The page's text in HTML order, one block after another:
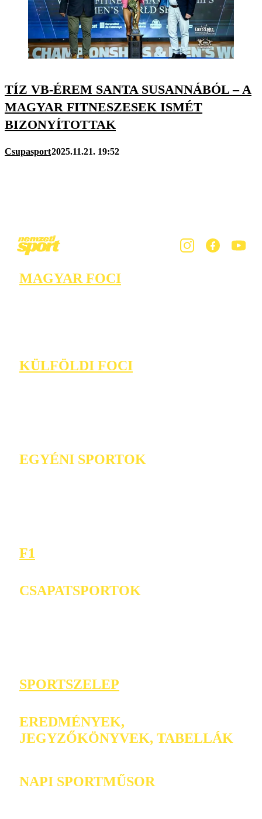
TÍZ VB-ÉREM SANTA SUSANNÁBÓL – A
MAGYAR FITNESZESEK ISMÉT
BIZONYÍTOTTAK
Csupasport2025.11.21. 19:52
MAGYAR FOCI
KÜLFÖLDI FOCI
EGYÉNI SPORTOK
F1
CSAPATSPORTOK
SPORTSZELEP
EREDMÉNYEK,
JEGYZŐKÖNYVEK, TABELLÁK
NAPI SPORTMŰSOR